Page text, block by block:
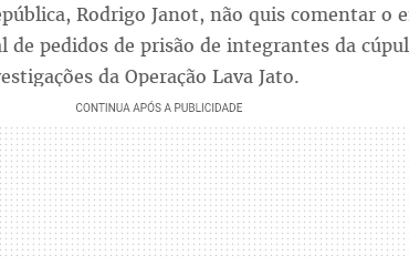
Rodrigo Janot, não quis comentar o
de pedidos de prisão de integrantes da
da Operação Lava Jato.